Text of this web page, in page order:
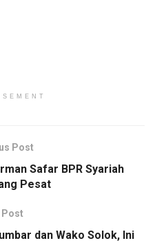
Post
Safar BPR Syariah
Pesat
Post
dan Wako Solok, Ini